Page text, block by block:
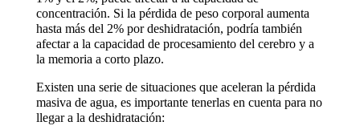
concentración. Si la pérdida de peso corporal aumenta
hasta más del 2% por deshidratación, podría también
afectar a la capacidad de procesamiento del cerebro y a
la memoria a corto plazo.
Existen una serie de situaciones que aceleran la pérdida
masiva de agua, es importante tenerlas en cuenta para no
llegar a la deshidratación: